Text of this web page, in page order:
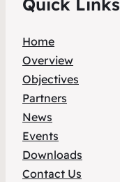
Quick Links
Home
Overview
Objectives
Partners
News
Events
Downloads
Contact Us